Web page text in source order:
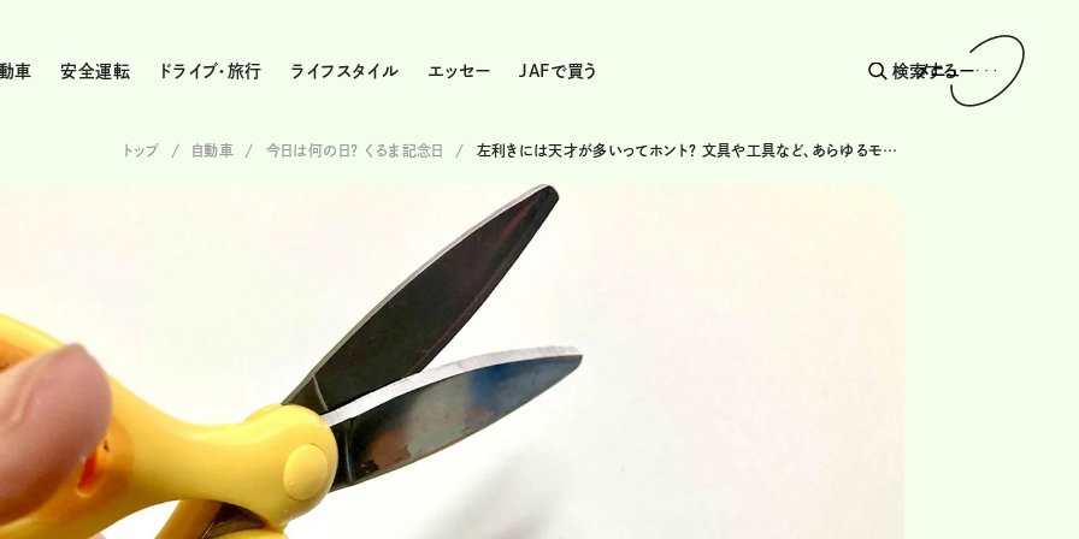
車 安全運転 ドライブ・旅行 ライフスタイル エッセー JAFで買う 検索する
メニュー
トップ 自動車 今日は何の日？ くるま記念日 左利きには天才が多いってホント？ 文具や工具など、あらゆるモノで左利き用を増やしたい！